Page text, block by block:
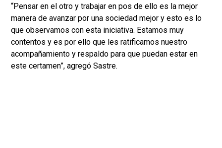
“Pensar en el otro y trabajar en pos de ello es la mejor
manera de avanzar por una sociedad mejor y esto es lo
que observamos con esta iniciativa. Estamos muy
contentos y es por ello que les ratificamos nuestro
acompañamiento y respaldo para que puedan estar en
este certamen”, agregó Sastre.